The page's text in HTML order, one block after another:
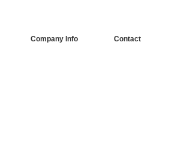
Company Info Contact